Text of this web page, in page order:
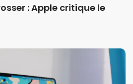
: Apple critique le